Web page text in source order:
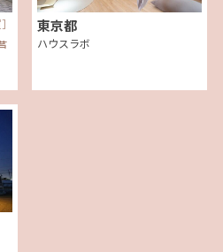
東京都
ハウスラボ